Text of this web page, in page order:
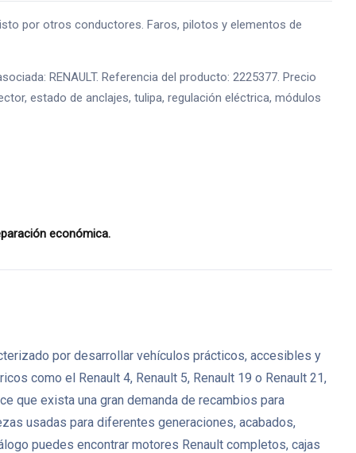
por otros conductores. Faros, pilotos y elementos de
RENAULT. Referencia del producto: 2225377. Precio
estado de anclajes, tulipa, regulación eléctrica, módulos
económica.
por desarrollar vehículos prácticos, accesibles y
como el Renault 4, Renault 5, Renault 19 o Renault 21,
que exista una gran demanda de recambios para
usadas para diferentes generaciones, acabados,
puedes encontrar motores Renault completos, cajas